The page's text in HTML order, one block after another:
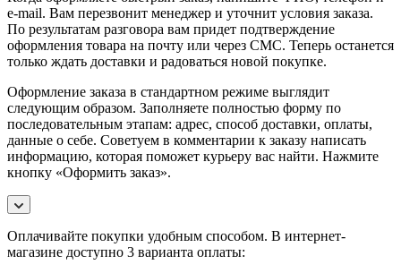
e-mail. Вам перезвонит менеджер и уточнит условия заказа.
По результатам разговора вам придет подтверждение
оформления товара на почту или через СМС. Теперь останется
только ждать доставки и радоваться новой покупке.
Оформление заказа в стандартном режиме выглядит
следующим образом. Заполняете полностью форму по
последовательным этапам: адрес, способ доставки, оплаты,
данные о себе. Советуем в комментарии к заказу написать
информацию, которая поможет курьеру вас найти. Нажмите
кнопку «Оформить заказ».
Оплачивайте покупки удобным способом. В интернет-
магазине доступно 3 варианта оплаты: